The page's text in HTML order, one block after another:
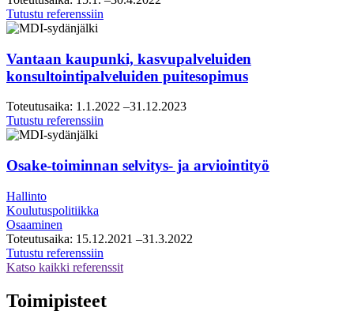
Tutustu referenssiin
visio-
ja
tiekarttatyö
Vantaan kaupunki, kasvupalveluiden
konsultointipalveluiden puitesopimus
Toteutusaika: 1.1.2022 –31.12.2023
Tutustu referenssiin
konsultointipalveluiden
puitesopimus
Osake-toiminnan selvitys- ja arviointityö
Hallinto
Koulutuspolitiikka
Osaaminen
Toteutusaika: 15.12.2021 –31.3.2022
Tutustu referenssiin
toiminnan
ja
arviointityö
Katso kaikki referenssit
Toimipisteet